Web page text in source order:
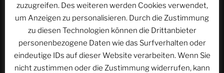
„ASTROCOHORS
Episode
Rubikon“
von
YouTube
anzeigen
Hier klicken, um den Inhalt von YouTube
zuzugreifen. Des weiteren werden Cookies verwendet,
um Anzeigen zu personalisieren. Durch die Zustimmung
zu diesen Technologien können die Drittanbieter
personenbezogene Daten wie das Surfverhalten oder
eindeutige IDs auf dieser Website verarbeiten. Wenn Sie
nicht zustimmen oder die Zustimmung widerrufen, kann